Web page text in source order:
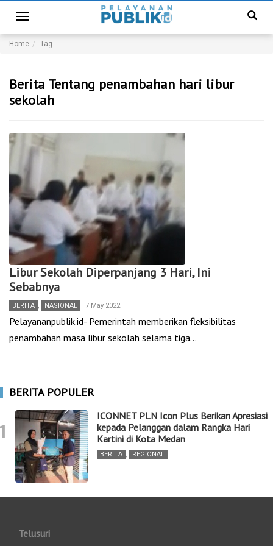
Toggle
navigation
Home Tag
Berita Tentang penambahan hari libur
sekolah
Libur Sekolah Diperpanjang 3 Hari, Ini
Sebabnya
BERITA , NASIONAL 7 May 2022
Pelayananpublik.id- Pemerintah memberikan fleksibilitas
penambahan masa libur sekolah selama tiga…
BERITA POPULER
ICONNET PLN Icon Plus Berikan Apresiasi
kepada Pelanggan dalam Rangka Hari
Kartini di Kota Medan
BERITA , REGIONAL
Telusuri